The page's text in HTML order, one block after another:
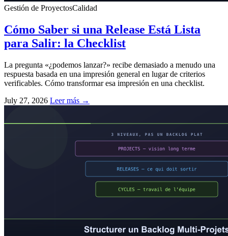
Gestión de ProyectosCalidad
Cómo Saber si una Release Está Lista
para Salir: la Checklist
La pregunta «¿podemos lanzar?» recibe demasiado a menudo una
respuesta basada en una impresión general en lugar de criterios
verificables. Cómo transformar esa impresión en una checklist.
July 27, 2026 Leer más →